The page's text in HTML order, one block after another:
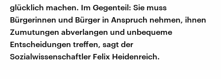
glücklich machen. Im Gegenteil: Sie muss
Bürgerinnen und Bürger in Anspruch nehmen, ihnen
Zumutungen abverlangen und unbequeme
Entscheidungen treffen, sagt der
Sozialwissenschaftler Felix Heidenreich.